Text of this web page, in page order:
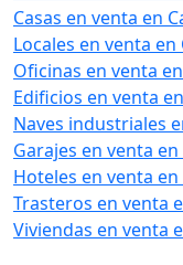
Casas en venta en
Locales en venta en
Oficinas en venta
Edificios en venta
Naves industriales
Garajes en venta
Hoteles en venta
Trasteros en venta
Viviendas en venta